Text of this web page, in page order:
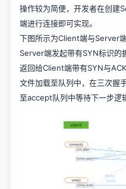
操作较为简便，开发者在创
端进行连接即可实现。
下图所示为Client端与Server
Server端发起带有SYN标识的
返回给Client端带有SYN与
文件加载至队列中，在三次握
至accept队列中等待下一步逻